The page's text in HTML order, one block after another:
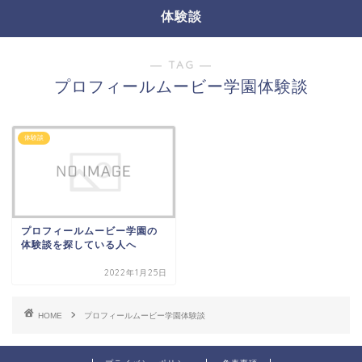
体験談
― TAG ―
プロフィールムービー学園体験談
体験談
プロフィールムービー学園の
体験談を探している人へ
2022年1月25日
HOME プロフィールムービー学園体験談